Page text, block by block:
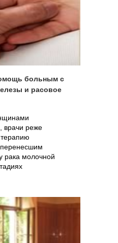
больным с
и расовое
врачи реже
рака молочной